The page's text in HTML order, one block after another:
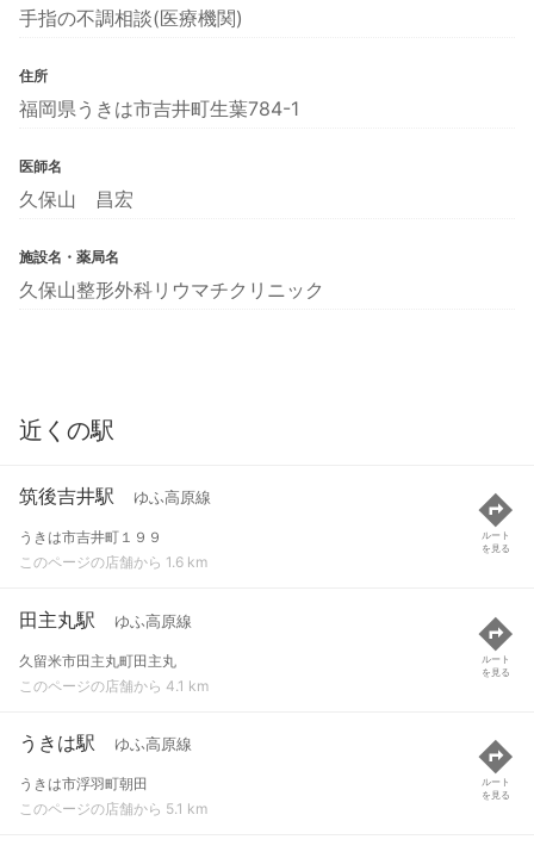
手指の不調相談(医療機関)
住所
福岡県うきは市吉井町生葉784-1
医師名
久保山 昌宏
施設名・薬局名
久保山整形外科リウマチクリニック
近くの駅
筑後吉井駅 ゆふ高原線
うきは市吉井町１９９
このページの店舗から 1.6 km
ルート
を見る
田主丸駅 ゆふ高原線
久留米市田主丸町田主丸
このページの店舗から 4.1 km
ルート
を見る
うきは駅 ゆふ高原線
うきは市浮羽町朝田
このページの店舗から 5.1 km
ルート
を見る